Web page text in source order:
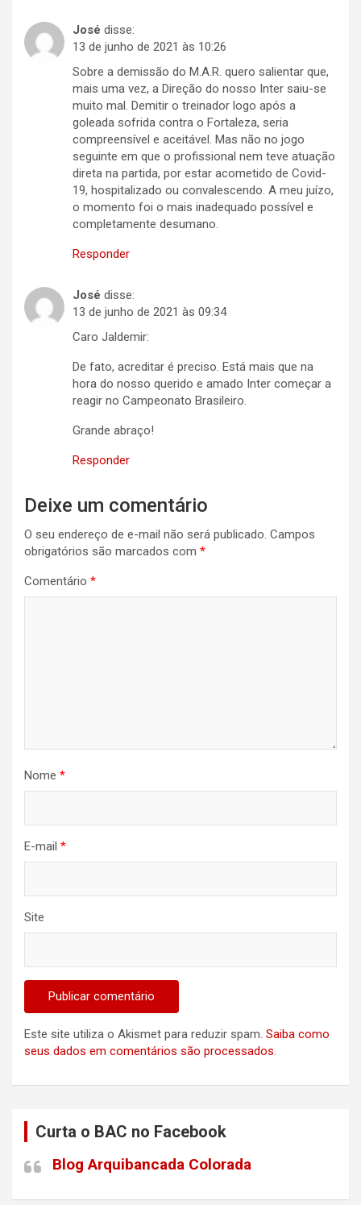
José disse:
13 de junho de 2021 às 10:26
Sobre a demissão do M.A.R. quero salientar que,
mais uma vez, a Direção do nosso Inter saiu-se
muito mal. Demitir o treinador logo após a
goleada sofrida contra o Fortaleza, seria
compreensível e aceitável. Mas não no jogo
seguinte em que o profissional nem teve atuação
direta na partida, por estar acometido de Covid-
19, hospitalizado ou convalescendo. A meu juízo,
o momento foi o mais inadequado possível e
completamente desumano.
Responder
José disse:
13 de junho de 2021 às 09:34
Caro Jaldemir:
De fato, acreditar é preciso. Está mais que na
hora do nosso querido e amado Inter começar a
reagir no Campeonato Brasileiro.
Grande abraço!
Responder
Deixe um comentário
O seu endereço de e-mail não será publicado. Campos
obrigatórios são marcados com *
Comentário *
Nome *
E-mail *
Site
Este site utiliza o Akismet para reduzir spam. Saiba como
seus dados em comentários são processados.
Curta o BAC no Facebook
Blog Arquibancada Colorada